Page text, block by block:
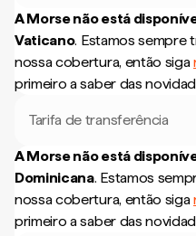
A Morse não está
Vaticano. Estamos sempre
nossa cobertura, então siga
primeiro a saber das
Tarifa de transferência
A Morse não está
Dominicana. Estamos
nossa cobertura, então siga
primeiro a saber das